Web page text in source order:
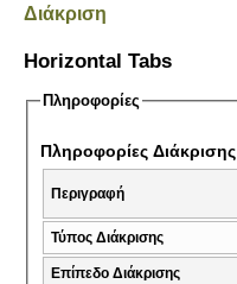
Διάκριση
Horizontal Tabs
Πληροφορίες
Πληροφορίες Διάκρισης
Περιγραφή
Τύπος Διάκρισης
Επίπεδο Διάκρισης